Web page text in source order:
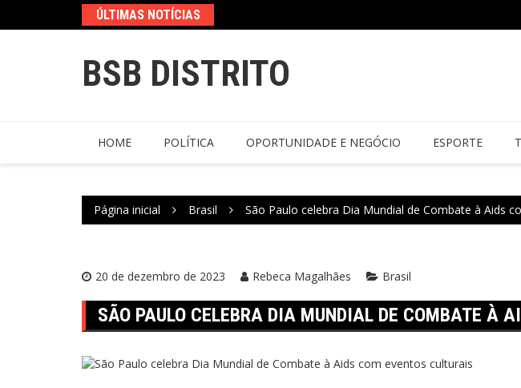
ÚLTIMAS NOTÍCIAS
BSB DISTRITO
HOME POLÍTICA OPORTUNIDADE E NEGÓCIO ESPORTE
Página inicial Brasil São Paulo celebra Dia Mundial de Combate à Aids
20 de dezembro de 2023 Rebeca Magalhães Brasil
SÃO PAULO CELEBRA DIA MUNDIAL DE COMBATE À